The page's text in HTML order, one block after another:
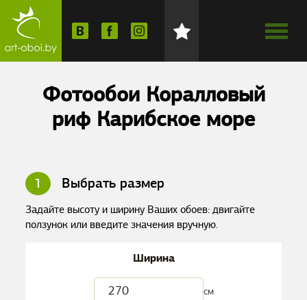
Фотообои Коралловый
риф Карибское море
1 Выбрать размер
Задайте высоту и ширину Ваших обоев: двигайте
ползунок или введите значения вручную.
Ширина
см